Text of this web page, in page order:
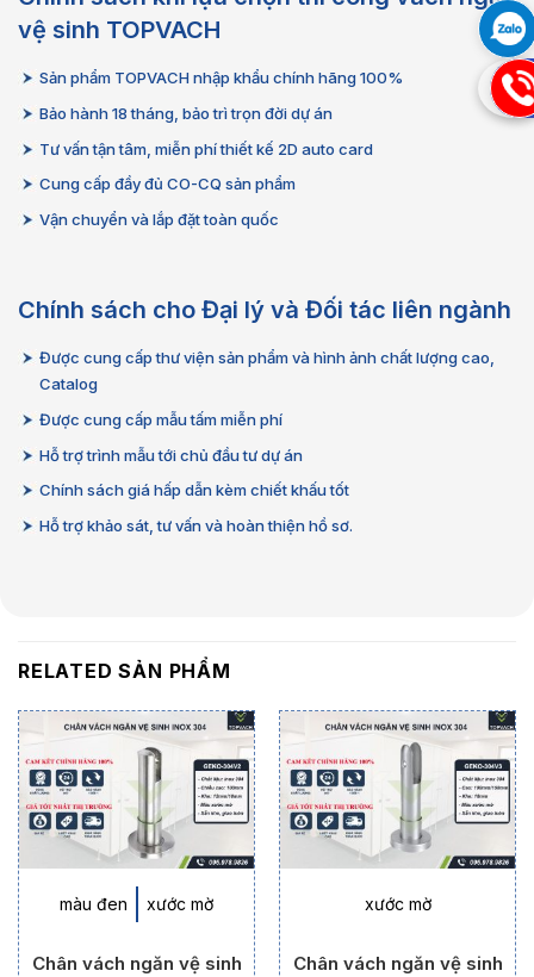
vệ sinh TOPVACH
Sản phẩm TOPVACH nhập khẩu chính hãng 100%
Bảo hành 18 tháng, bảo trì trọn đời dự án
Tư vấn tận tâm, miễn phí thiết kế 2D auto card
Cung cấp đầy đủ CO-CQ sản phẩm
Vận chuyển và lắp đặt toàn quốc
Chính sách cho Đại lý và Đối tác liên ngành
Được cung cấp thư viện sản phẩm và hình ảnh chất lượng cao,
Catalog
Được cung cấp mẫu tấm miễn phí
Hỗ trợ trình mẫu tới chủ đầu tư dự án
Chính sách giá hấp dẫn kèm chiết khấu tốt
Hỗ trợ khảo sát, tư vấn và hoàn thiện hồ sơ.
RELATED SẢN PHẨM
màu đen xước mờ
Chân vách ngăn vệ sinh
xước mờ
Chân vách ngăn vệ sinh